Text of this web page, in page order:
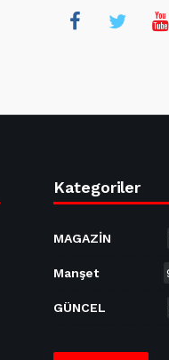
Kategoriler
MAGAZİN
Manşet
GÜNCEL